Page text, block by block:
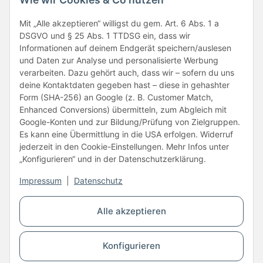
Alle akzeptieren
Konfigurieren
Mit „Alle akzeptieren“ willigst du gem. Art. 6 Abs. 1 a
DSGVO und § 25 Abs. 1 TTDSG ein, dass wir
Informationen auf deinem Endgerät speichern/auslesen
und Daten zur Analyse und personalisierte Werbung
verarbeiten. Dazu gehört auch, dass wir – sofern du uns
deine Kontaktdaten gegeben hast – diese in gehashter
Form (SHA-256) an Google (z. B. Customer Match,
Enhanced Conversions) übermitteln, zum Abgleich mit
Google-Konten und zur Bildung/Prüfung von Zielgruppen.
Es kann eine Übermittlung in die USA erfolgen. Widerruf
jederzeit in den Cookie-Einstellungen. Mehr Infos unter
„Konfigurieren“ und in der Datenschutzerklärung.
Impressum Datenschutz
Folge uns
Unsere Partner
Vertrag widerrufen
* Alle Preise inkl. gesetzlicher USt., zzgl.Versand
© Copyright © 2026 www.kartons24.de
BB-Verpackungen GmbH
- Brendelweg 167, 27755 Delmenhorst - Telefon: